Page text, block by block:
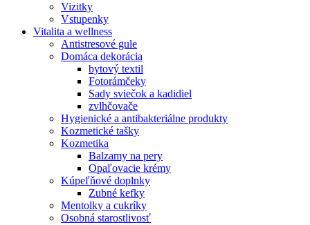
Vizitky
Vstupenky
Vitalita a wellness
Antistresové gule
Domáca dekorácia
bytový textil
Fotorámčeky
Sady sviečok a kadidiel
zvlhčovače
Hygienické a antibakteriálne produkty
Kozmetické tašky
Kozmetika
Balzamy na pery
Opaľovacie krémy
Kúpeľňové doplnky
Zubné kefky
Mentolky a cukríky
Osobná starostlivosť